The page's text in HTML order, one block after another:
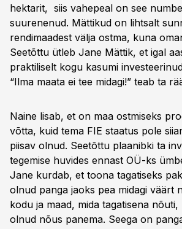
hektarit, siis vahepeal on see
suurenenud. Mättikud on lihtsalt
rendimaadest välja ostma, kuna
Seetõttu ütleb Jane Mättik, et igal
praktiliselt kogu kasumi
“Ilma maata ei tee midagi!” teab ta
Naine lisab, et on maa ostmiseks
võtta, kuid tema FIE staatus pole
piisav olnud. Seetõttu plaanibki ta
tegemise huvides ennast OÜ-ks
Jane kurdab, et toona tagatiseks
olnud panga jaoks pea midagi väärt
kodu ja maad, mida tagatisena
olnud nõus panema. Seega on